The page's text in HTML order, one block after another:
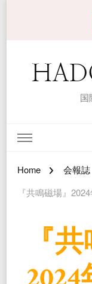
国
Home 会報誌
『共鳴磁場』
『